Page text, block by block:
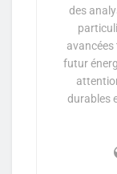
des
futur
durables